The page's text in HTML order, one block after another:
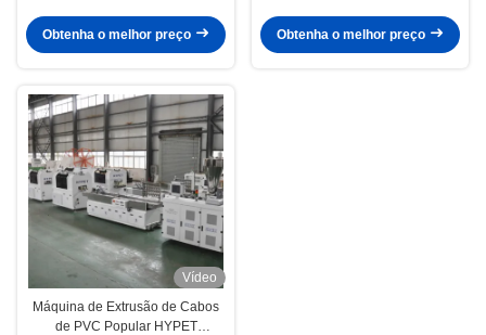
de Uma Etapa, Fabricante de
Obtenha o melhor preço
de Compósito de Madeira e
Obtenha o melhor preço
Vídeo
Máquina de Extrusão de Cabos
de PVC Popular HYPET